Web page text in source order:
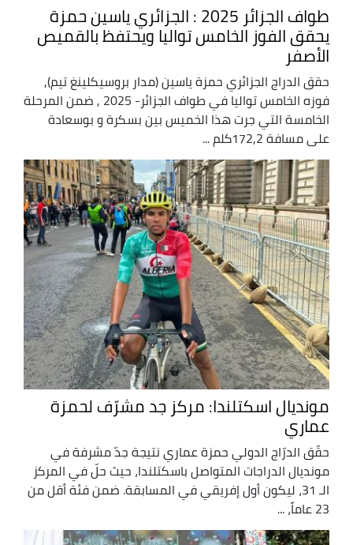
طواف الجزائر 2025 : الجزائري ياسين حمزة
يحقق الفوز الخامس تواليا ويحتفظ بالقميص
الأصفر
حقق الدراج الجزائري حمزة ياسين (مدار بروسيكلينغ تيم),
فوزه الخامس تواليا في طواف الجزائر- 2025 , ضمن المرحلة
الخامسة التي جرت هذا الخميس بين بسكرة و بوسعادة
على مسافة 172,2كلم ...
مونديال اسكتلندا: مركز جد مشرّف لحمزة
عماري
حقّق الدرّاج الدولي حمزة عماري نتيجة جدّ مشرفة في
مونديال الدراجات المتواصل باسكتلندا، حيث حلّ في المركز
الـ 31، ليكون أول إفريقي في المسابقة. ضمن فئة أقل من
23 عاماً، ...